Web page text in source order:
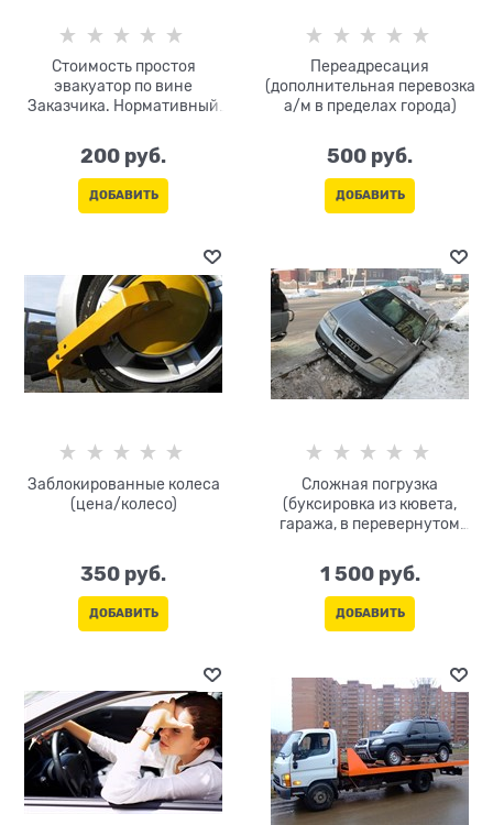
Стоимость простоя
эвакуатор по вине
Заказчика. Нормативный
разгрузку-30 мин. (не
оплачивается). Оплата за
каждые 10 мин
200 руб.
ДОБАВИТЬ
Переадресация
(дополнительная перевозка
а/м в пределах города)
500 руб.
ДОБАВИТЬ
Заблокированные колеса
(цена/колесо)
350 руб.
ДОБАВИТЬ
Сложная погрузка
(буксировка из кювета,
гаража, в перевернутом
крыше)
1 500 руб.
ДОБАВИТЬ